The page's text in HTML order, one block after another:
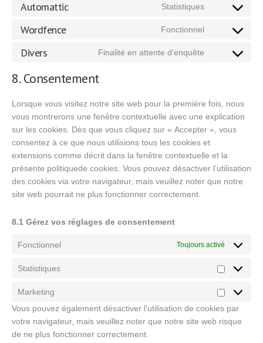
manager
jetpack
service
google-
services
Automattic Statistiques
Consent
service
automattic
Wordfence Fonctionnel
Consent
service
Divers Finalité en attente d’enquête
Consent
8. Consentement
Lorsque vous visitez notre site web pour la première fois, nous
vous montrerons une fenêtre contextuelle avec une explication
sur les cookies. Dès que vous cliquez sur « Accepter », vous
consentez à ce que nous utilisions tous les cookies et
extensions comme décrit dans la fenêtre contextuelle et la
présente politiquede cookies. Vous pouvez désactiver l’utilisation
des cookies via votre navigateur, mais veuillez noter que notre
site web pourrait ne plus fonctionner correctement.
8.1 Gérez vos réglages de consentement
Fonctionnel Toujours activé
Statistiques
Marketing
Marketing
Vous pouvez également désactiver l’utilisation de cookies par
votre navigateur, mais veuillez noter que notre site web risque
de ne plus fonctionner correctement.